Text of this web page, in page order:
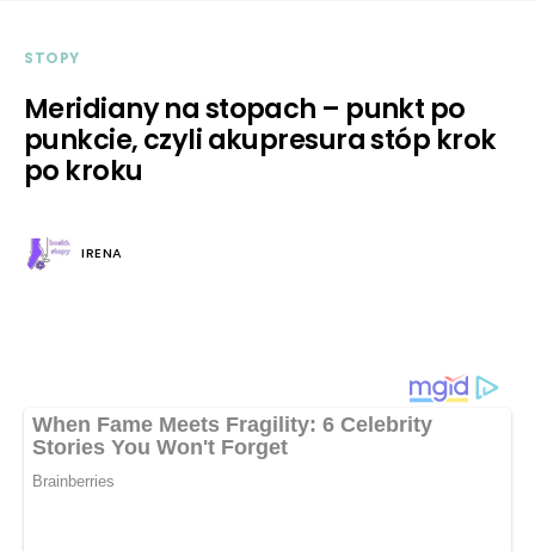
STOPY
Meridiany na stopach – punkt po
punkcie, czyli akupresura stóp krok
po kroku
IRENA